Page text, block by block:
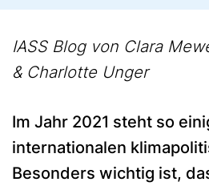
IASS Blog von Clara
& Charlotte Unger
Im Jahr 2021 steht so
internationalen
Besonders wichtig ist,